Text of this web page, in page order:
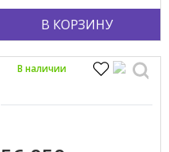
В КОРЗИНУ
В наличии